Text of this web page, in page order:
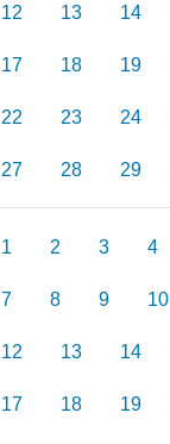
12 13 14
17 18 19
22 23 24
27 28 29
1 2 3 4
7 8 9 10
12 13 14
17 18 19